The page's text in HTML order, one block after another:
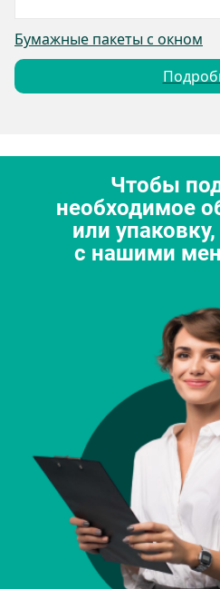
Бумажные пакеты с окном
Чтобы
необходимое
или
с нашими